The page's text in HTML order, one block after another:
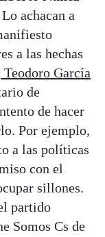
achacan a
a las hechas
García
de
de hacer
Por ejemplo,
a las políticas
con el
sillones.
partido
Somos Cs de